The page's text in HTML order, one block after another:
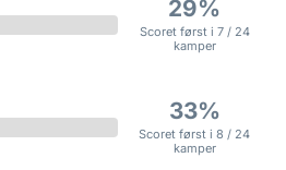
29%
Scoret først i 7 / 24
kamper
33%
Scoret først i 8 / 24
kamper